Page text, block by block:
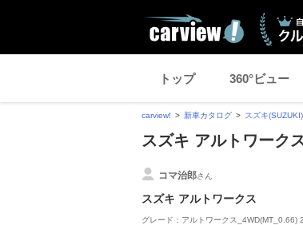
トップ 360°ビュー
carview! 新車カタログ スズキ(SUZUKI)
スズキ アルトワーク
コマ治郎さん
スズキ アルトワークス
グレード：アルトワークス_4WD(MT_0.66)